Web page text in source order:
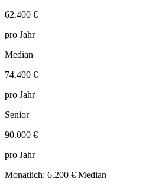
62.400 €
pro Jahr
Median
74.400 €
pro Jahr
Senior
90.000 €
pro Jahr
Monatlich: 6.200 € Median